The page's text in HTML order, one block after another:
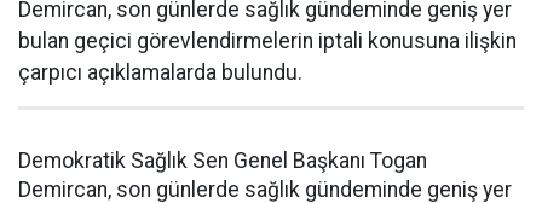
Demircan, son günlerde sağlık gündeminde geniş yer
bulan geçici görevlendirmelerin iptali konusuna ilişkin
çarpıcı açıklamalarda bulundu.
Demokratik Sağlık Sen Genel Başkanı Togan
Demircan, son günlerde sağlık gündeminde geniş yer